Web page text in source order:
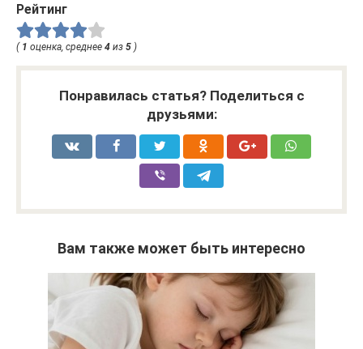
Рейтинг
( 1 оценка, среднее 4 из 5 )
Понравилась статья? Поделиться с
друзьями:
Вам также может быть интересно